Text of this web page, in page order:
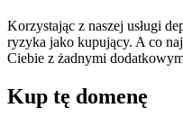
Korzystając z naszej usługi
ryzyka jako kupujący. A co
Ciebie z żadnymi
Kup tę domenę